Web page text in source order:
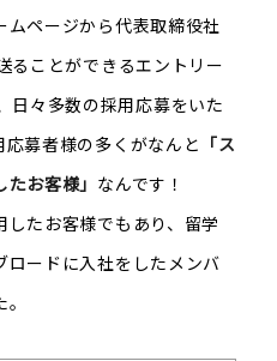
ページから代表取締役社
ることができるエントリー
日々多数の採用応募をいた
募者様の多くがなんと 「ス
お客様」 なんです！
たお客様でもあり、留学
ロードに入社をしたメンバ